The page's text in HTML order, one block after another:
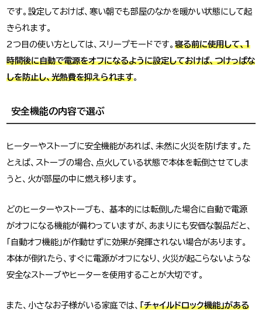
です。設定しておけば、寒い朝でも部屋のなかを暖かい状態にして起
きられます。
2つ目の使い方としては、スリープモードです。寝る前に使用して、1
時間後に自動で電源をオフになるように設定しておけば、つけっぱな
しを防止し、光熱費を抑えられます。
安全機能の内容で選ぶ
ヒーターやストーブに安全機能があれば、未然に火災を防げます。た
とえば、ストーブの場合、点火している状態で本体を転倒させてしま
うと、火が部屋の中に燃え移ります。
どのヒーターやストーブも、 基本的には転倒した場合に自動で電源
がオフになる機能が備わっていますが、あまりにも安価な製品だと、
「自動オフ機能」が作動せずに効果が発揮されない場合があります。
本体が倒れたら、すぐに電源がオフになり、火災が起こらないような
安全なストーブやヒーターを使用することが大切です。
また、小さなお子様がいる家庭では、「チャイルドロック機能」がある